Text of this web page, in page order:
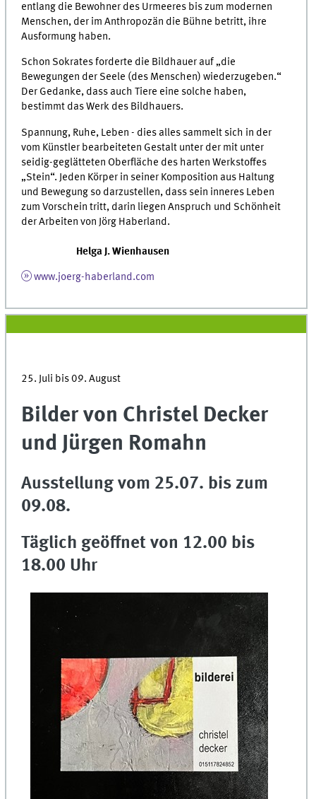
entlang die Bewohner des Urmeeres bis zum modernen
Menschen, der im Anthropozän die Bühne betritt, ihre
Ausformung haben.
Schon Sokrates forderte die Bildhauer auf „die
Bewegungen der Seele (des Menschen) wiederzugeben.“
Der Gedanke, dass auch Tiere eine solche haben,
bestimmt das Werk des Bildhauers.
Spannung, Ruhe, Leben - dies alles sammelt sich in der
vom Künstler bearbeiteten Gestalt unter der mit unter
seidig-geglätteten Oberfläche des harten Werkstoffes
„Stein“. Jeden Körper in seiner Komposition aus Haltung
und Bewegung so darzustellen, dass sein inneres Leben
zum Vorschein tritt, darin liegen Anspruch und Schönheit
der Arbeiten von Jörg Haberland.
Helga J. Wienhausen
www.joerg-haberland.com
25. Juli bis 09. August
Bilder von Christel Decker
und Jürgen Romahn
Ausstellung vom 25.07. bis zum
09.08.
Täglich geöffnet von 12.00 bis
18.00 Uhr